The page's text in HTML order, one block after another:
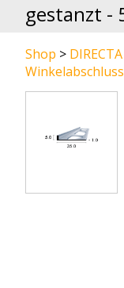
gestanzt -
Shop >